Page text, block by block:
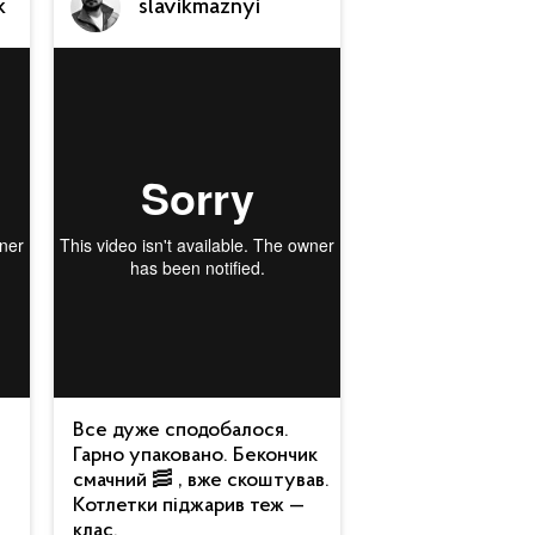
Все дуже сподобалося.
Гарно упаковано. Бекончик
смачний 🥓 , вже скоштував.
Котлетки піджарив теж —
slavikmaznyi